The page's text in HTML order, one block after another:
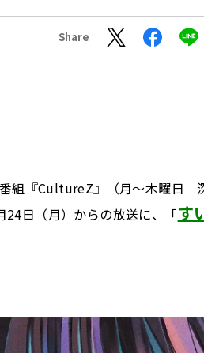
Share
組『CultureZ』（月～木曜日
24日（月）からの放送に、「す